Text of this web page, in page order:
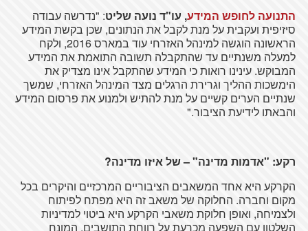
התנועה לחופש המידע, עו"ד נועה שליט: "נדרשה עבודה
סיזיפית ועקבית על מנת לקבל את הנתונים, שכן בקשת המידע
הראשונה הוגשה למינהל האזרחי עוד במארס 2016, ולקח
למעלה משנתיים עד שהתקבלה תשובה התואמת את המידע
המבוקש. עינינו רואות כי המידע שהתקבל אינו מצדיק את
הימשכות ההליך וגרירת הרגלים מצד המינהל האזרחי, שמשך
שנתיים הערים קשיים על מנת להתיש ולמנוע את פרסום המידע
והבאתו לידיעת הציבור."
רקע: "אדמות מדינה" – של איזו מדינה?
הקרקע היא אחד המשאבים הציבוריים המרכזיים והיקרים בכל
מקום וחברה. החלוקה של משאב זה היא מפתח לפיתוח
ולצמיחה, ואופן חלוקת משאבי הקרקע היא ביטוי למדיניות
השלטון עם השפעה מכרעת על רווחת התושבים. המונח